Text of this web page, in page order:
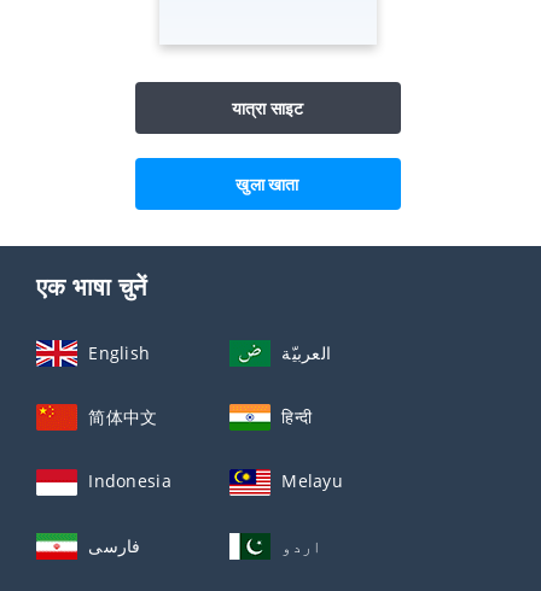
यात्रा साइट
खुला खाता
एक भाषा चुनें
English العربيّة
简体中文 हिन्दी
Indonesia Melayu
فارسی اردو